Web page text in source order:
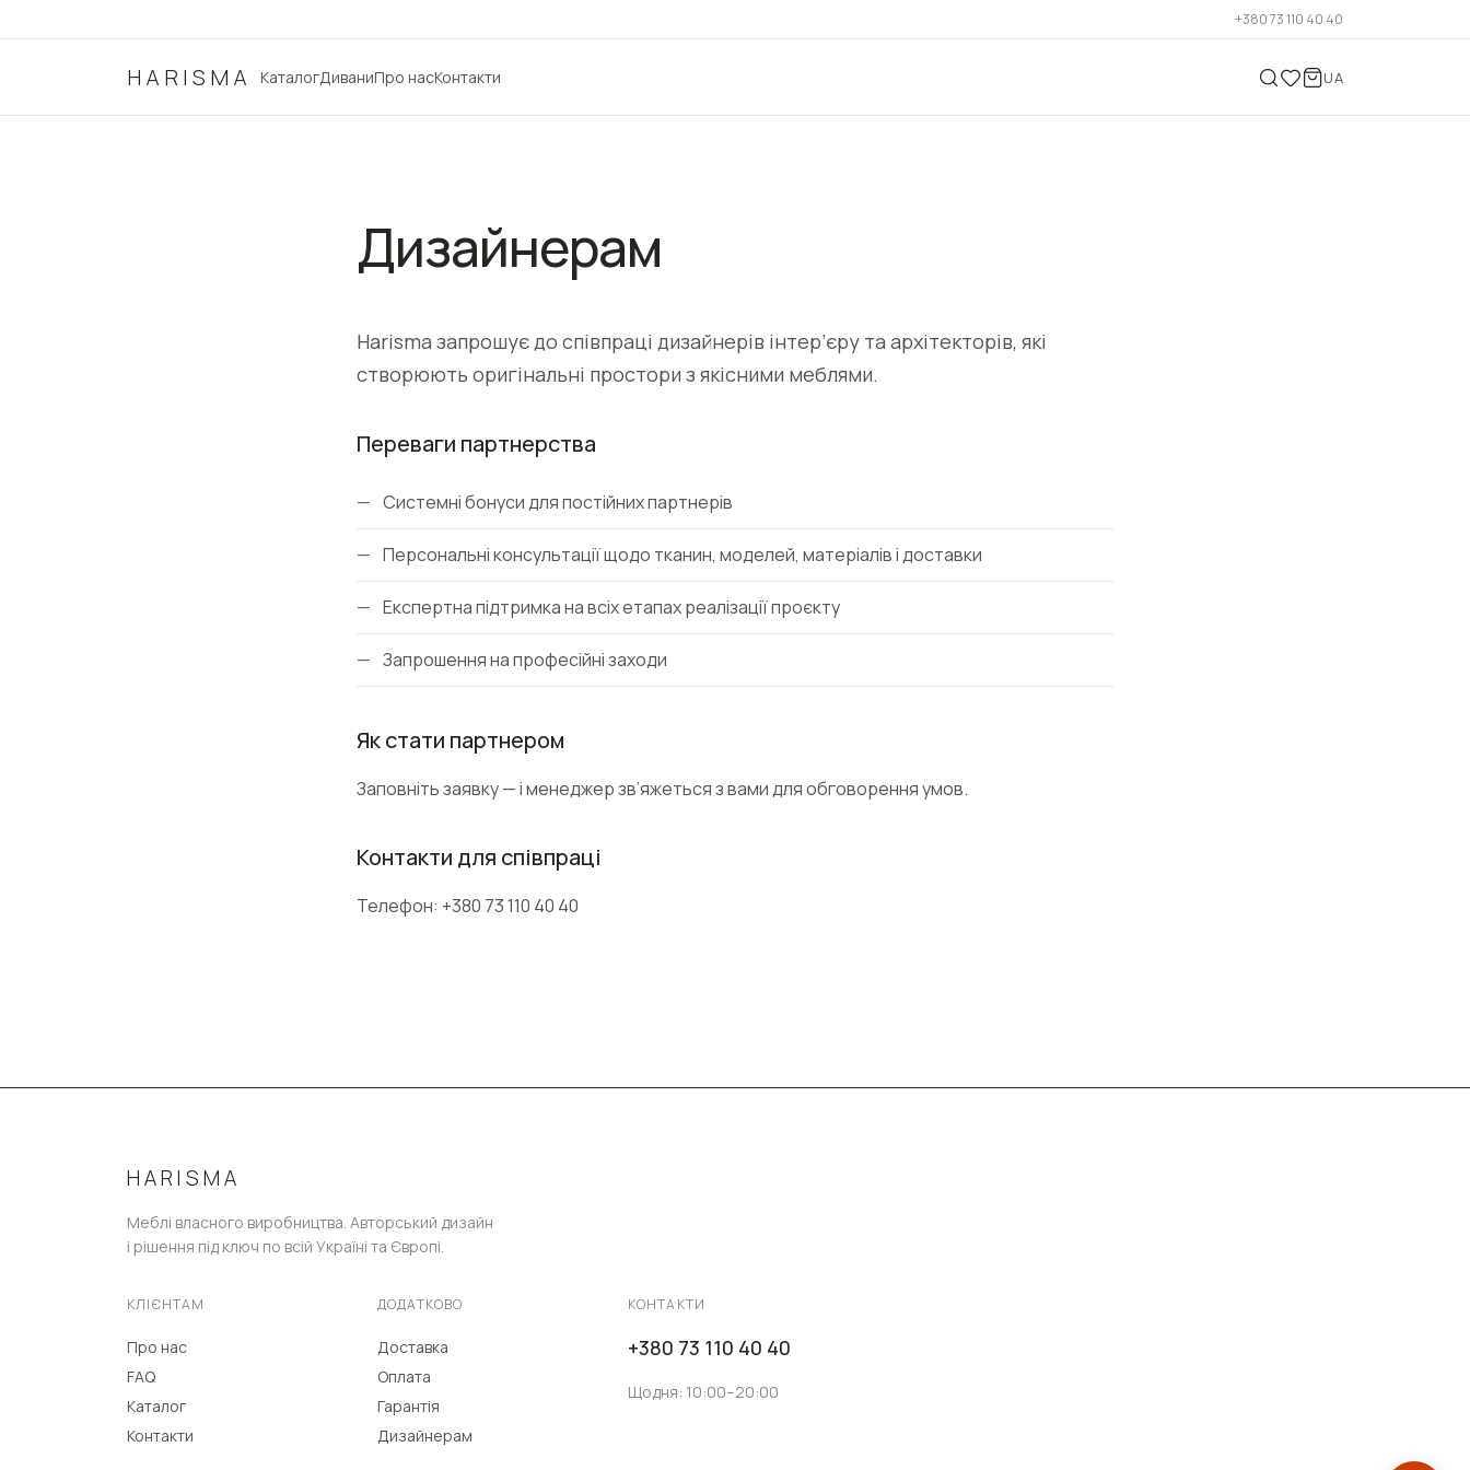
+380 73 110 40 40
HARISMA КаталогДиваниПро насКонтакти UA
Дизайнерам
Harisma запрошує до співпраці дизайнерів інтер’єру та архітекторів, які
створюють оригінальні простори з якісними меблями.
Переваги партнерства
— Системні бонуси для постійних партнерів
— Персональні консультації щодо тканин, моделей, матеріалів і доставки
— Експертна підтримка на всіх етапах реалізації проєкту
— Запрошення на професійні заходи
Як стати партнером
Заповніть заявку — і менеджер зв’яжеться з вами для обговорення умов.
Контакти для співпраці
Телефон: +380 73 110 40 40
HARISMA
Меблі власного виробництва. Авторський дизайн
і рішення під ключ по всій Україні та Європі.
КЛІЄНТАМ
Про нас
FAQ
Каталог
Контакти
ДОДАТКОВО
Доставка
Оплата
Гарантія
Дизайнерам
КОНТАКТИ
+380 73 110 40 40
Щодня: 10:00–20:00